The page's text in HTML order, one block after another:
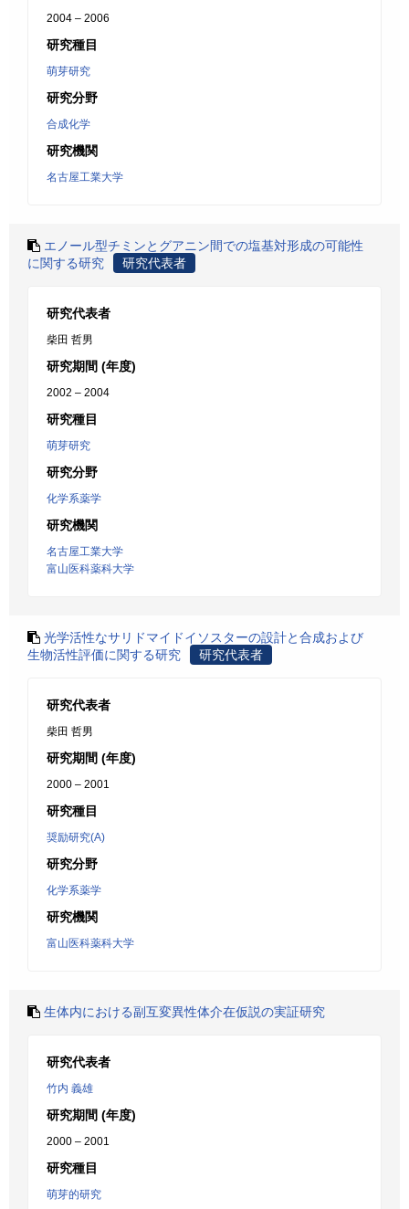
2004 – 2006
研究種目
萌芽研究
研究分野
合成化学
研究機関
名古屋工業大学
エノール型チミンとグアニン間での塩基対形成の可能性
に関する研究
研究代表者
研究代表者
柴田 哲男
研究期間 (年度)
2002 – 2004
研究種目
萌芽研究
研究分野
化学系薬学
研究機関
名古屋工業大学
富山医科薬科大学
光学活性なサリドマイドイソスターの設計と合成および
生物活性評価に関する研究
研究代表者
研究代表者
柴田 哲男
研究期間 (年度)
2000 – 2001
研究種目
奨励研究(A)
研究分野
化学系薬学
研究機関
富山医科薬科大学
生体内における副互変異性体介在仮説の実証研究
研究代表者
竹内 義雄
研究期間 (年度)
2000 – 2001
研究種目
萌芽的研究